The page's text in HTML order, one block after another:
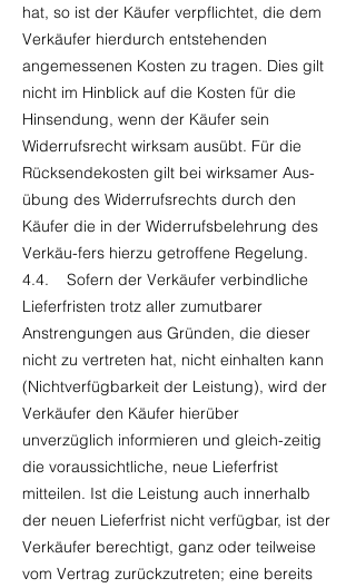
hat, so ist der Käufer verpflichtet, die dem
Verkäufer hierdurch entstehenden
angemessenen Kosten zu tragen. Dies gilt
nicht im Hinblick auf die Kosten für die
Hinsendung, wenn der Käufer sein
Widerrufsrecht wirksam ausübt. Für die
Rücksendekosten gilt bei wirksamer Aus-
übung des Widerrufsrechts durch den
Käufer die in der Widerrufsbelehrung des
Verkäu-fers hierzu getroffene Regelung.
4.4. Sofern der Verkäufer verbindliche
Lieferfristen trotz aller zumutbarer
Anstrengungen aus Gründen, die dieser
nicht zu vertreten hat, nicht einhalten kann
(Nichtverfügbarkeit der Leistung), wird der
Verkäufer den Käufer hierüber
unverzüglich informieren und gleich-zeitig
die voraussichtliche, neue Lieferfrist
mitteilen. Ist die Leistung auch innerhalb
der neuen Lieferfrist nicht verfügbar, ist der
Verkäufer berechtigt, ganz oder teilweise
vom Vertrag zurückzutreten; eine bereits